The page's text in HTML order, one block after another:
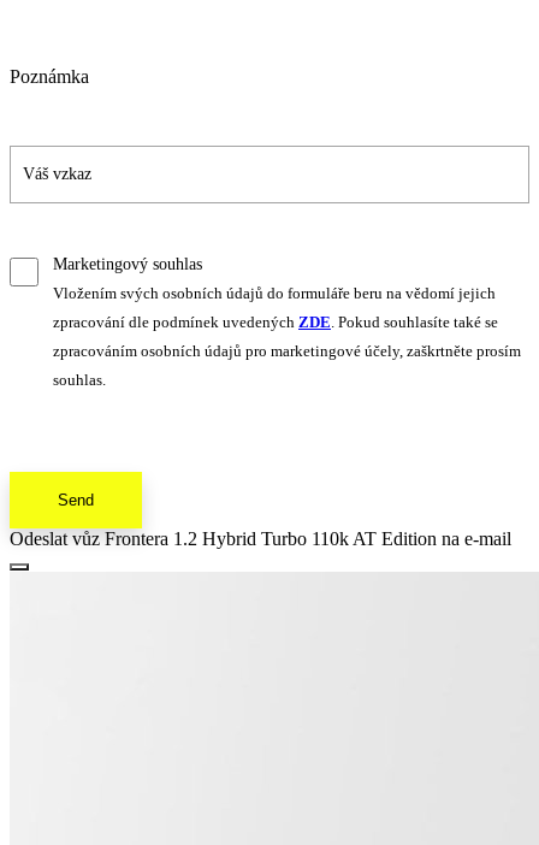
Poznámka
Marketingový souhlas
Vložením svých osobních údajů do formuláře beru na vědomí jejich
zpracování dle podmínek uvedených ZDE. Pokud souhlasíte také se
zpracováním osobních údajů pro marketingové účely, zaškrtněte prosím
souhlas.
Send
Odeslat vůz Frontera 1.2 Hybrid Turbo 110k AT Edition na e-mail